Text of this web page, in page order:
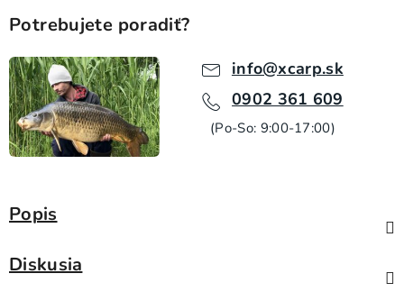
Potrebujete poradiť?
info@xcarp.sk
0902 361 609
(Po-So: 9:00-17:00)
Popis
Diskusia